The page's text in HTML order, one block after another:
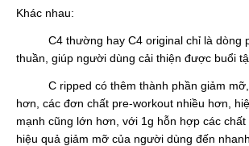
Khác nhau:
C4 thường hay C4 original chỉ là dòng
thuần, giúp người dùng cải thiện được buổi
C ripped có thêm thành phần giảm mỡ,
hơn, các đơn chất pre-workout nhiều hơn,
mạnh cũng lớn hơn, với 1g hỗn hợp các
hiệu quả giảm mỡ của người dùng đến